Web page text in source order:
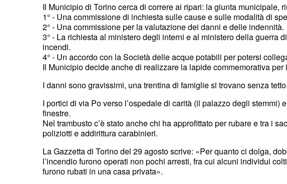
Il Municipio di Torino cerca di correre ai ripari: la giunta municipale,
1° - Una commissione di inchiesta sulle cause e sulle modalità di
2° - Una commissione per la valutazione dei danni e delle indennità.
3° - La richiesta al ministero degli interni e al ministero della guerra
incendi.
4° - Un accordo con la Società delle acque potabili per potersi
Il Municipio decide anche di realizzare la lapide commemorativa
I danni sono gravissimi, una trentina di famiglie si trovano senza tetto.
I portici di via Po verso l’ospedale di carità (il palazzo degli
finestre.
Nel trambusto c’è stato anche chi ha approfittato per rubare e tra i
poliziotti e addirittura carabinieri.
La Gazzetta di Torino del 29 agosto scrive: «Per quanto ci dolga,
l’incendio furono operati non pochi arresti, fra cui alcuni individui
furono rubati in una casa privata».